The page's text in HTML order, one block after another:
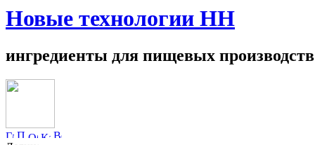
Новые технологии НН
ингредиенты для пищевых производств